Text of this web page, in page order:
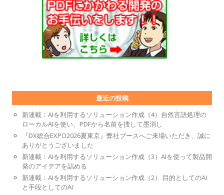
最近の投稿
新連載：AIを利用するソリューション作成（4）自然言語処理の
ローカルAIを使い、PDFから名前を捜して墨消し
『DX総合EXPO2026夏東京』弊社ブースへご来場いただき、誠に
ありがとうございました
新連載：AIを利用するソリューション作成（3）AIを使って製品開
発のアイデアを詰める
新連載：AIを利用するソリューション作成（2） 目的としてのAI
と手段としてのAI